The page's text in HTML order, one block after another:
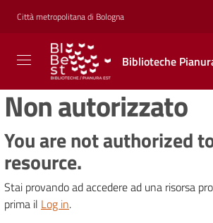
Vai al contenuto
Vai alla navigazione
Vai al footer
Città metropolitana di Bologna
Biblioteche
Biblioteche
Pianura
Est
CONOSCERE,
CREARE,
Biblioteche
Non autorizzato
You are not authorized
resource.
Stai provando ad accedere ad una risorsa
prima il Log in.